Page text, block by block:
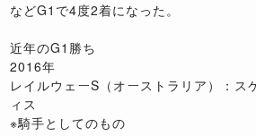
などG1で4度2着になった。
近年のG1勝ち
2016年
レイルウェーS（オーストラリア）：ス
ィス
※騎手としてのもの